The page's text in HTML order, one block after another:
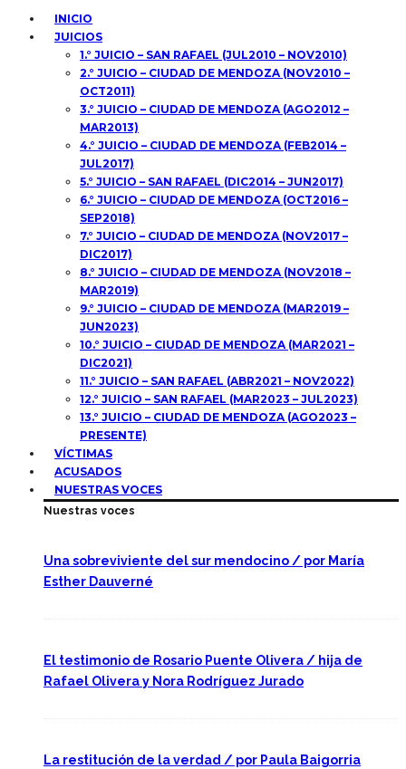
INICIO
JUICIOS
1.° JUICIO – SAN RAFAEL (JUL2010 – NOV2010)
2.° JUICIO – CIUDAD DE MENDOZA (NOV2010 –
OCT2011)
3.° JUICIO – CIUDAD DE MENDOZA (AGO2012 –
MAR2013)
4.° JUICIO – CIUDAD DE MENDOZA (FEB2014 –
JUL2017)
5.° JUICIO – SAN RAFAEL (DIC2014 – JUN2017)
6.° JUICIO – CIUDAD DE MENDOZA (OCT2016 –
SEP2018)
7.° JUICIO – CIUDAD DE MENDOZA (NOV2017 –
DIC2017)
8.° JUICIO – CIUDAD DE MENDOZA (NOV2018 –
MAR2019)
9.° JUICIO – CIUDAD DE MENDOZA (MAR2019 –
JUN2023)
10.° JUICIO – CIUDAD DE MENDOZA (MAR2021 –
DIC2021)
11.° JUICIO – SAN RAFAEL (ABR2021 – NOV2022)
12.° JUICIO – SAN RAFAEL (MAR2023 – JUL2023)
13.° JUICIO – CIUDAD DE MENDOZA (AGO2023 –
PRESENTE)
VÍCTIMAS
ACUSADOS
NUESTRAS VOCES
Nuestras voces
Una sobreviviente del sur mendocino / por María
Esther Dauverné
El testimonio de Rosario Puente Olivera / hija de
Rafael Olivera y Nora Rodríguez Jurado
La restitución de la verdad / por Paula Baigorria